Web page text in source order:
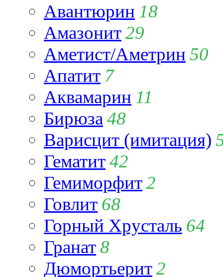
Авантюрин 18
Амазонит29
Аметист/Аметрин 50
Апатит 7
Аквамарин 11
Бирюза 48
Варисцит (имитация)
Гематит42
Гемиморфит2
Говлит 68
Горный Хрусталь 64
Гранат8
Дюмортьерит2